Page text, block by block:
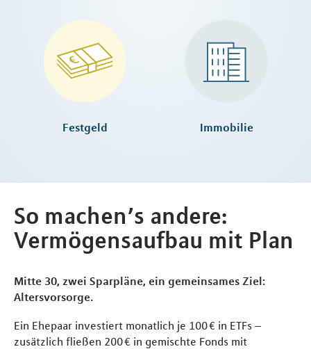
Festgeld Immobilie
So machen’s andere:
Vermögensaufbau mit Plan
Mitte 30, zwei Sparpläne, ein gemeinsames Ziel:
Altersvorsorge.
Ein Ehepaar investiert monatlich je 100 € in ETFs –
zusätzlich fließen 200 € in gemischte Fonds mit